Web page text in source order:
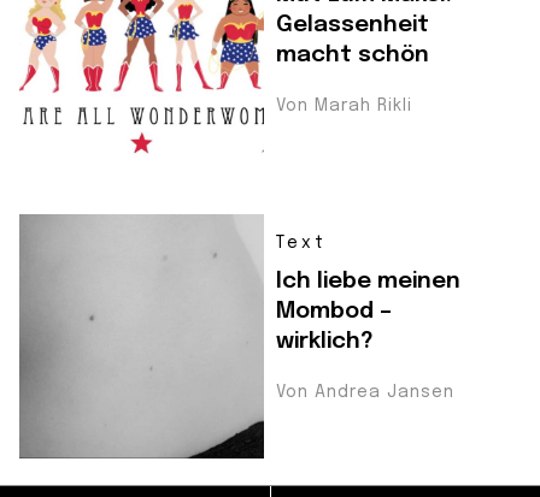
Gelassenheit
macht schön
Von Marah Rikli
Text
Ich liebe meinen
Mombod –
wirklich?
Von Andrea Jansen